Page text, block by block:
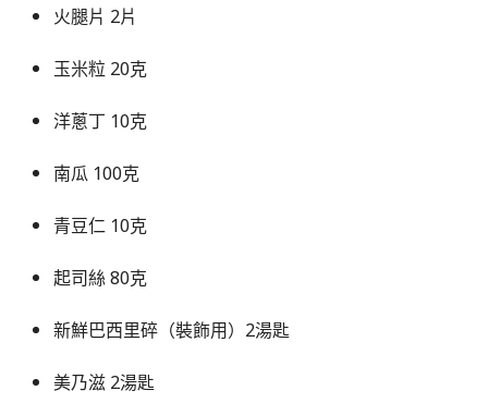
火腿片 2片
玉米粒 20克
洋蔥丁 10克
南瓜 100克
青豆仁 10克
起司絲 80克
新鮮巴西里碎（裝飾用）2湯匙
美乃滋 2湯匙